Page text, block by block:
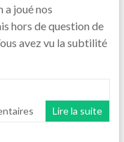
joué nos
hors de question de
avez vu la subtilité
Lire la suite